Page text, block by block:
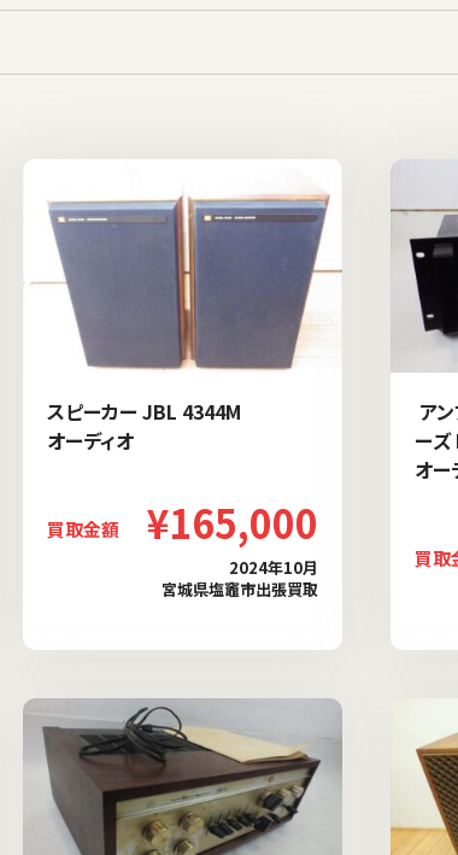
スピーカー JBL 4344M
オーディオ
買取金額 ¥165,000
2024年10月
宮城県塩竈市出張買取
ア
ーズ
オー
買取